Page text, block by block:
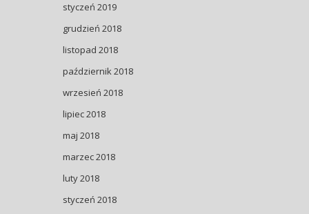
styczeń 2019
grudzień 2018
listopad 2018
październik 2018
wrzesień 2018
lipiec 2018
maj 2018
marzec 2018
luty 2018
styczeń 2018